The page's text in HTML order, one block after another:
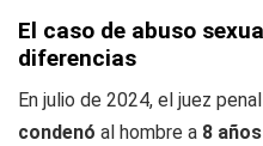
El caso de abuso
diferencias
En julio de 2024, el juez
condenó al hombre a 8